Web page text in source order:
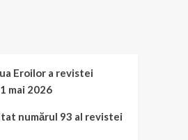
Eroilor a revistei
mai 2026
numărul 93 al revistei